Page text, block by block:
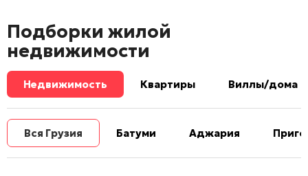
Подборки жилой
недвижимости
Недвижимость Квартиры Виллы/дома
Вся Грузия Батуми Аджария